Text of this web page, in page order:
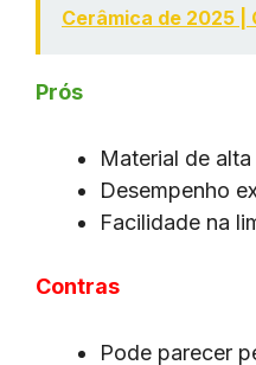
Cerâmica de 2025 |
Prós
Material de
Desempenho
Facilidade na
Contras
Pode parecer